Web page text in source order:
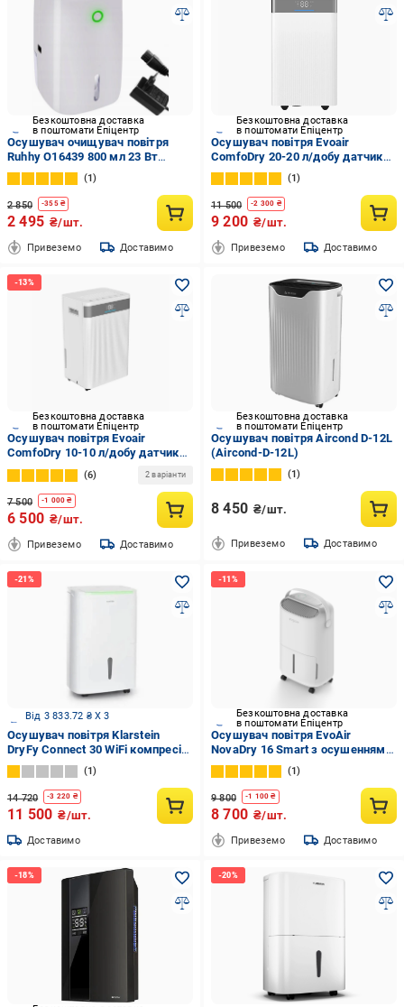
Безкоштовна доставка
в поштомати Епіцентр
Осушувач очищувач повітря
Ruhhy O16439 800 мл 23 Вт
(28305038)
1
2 850 -355₴
2 495 ₴/шт.
Привеземо Доставимо
Безкоштовна доставка
в поштомати Епіцентр
Осушувач повітря Evoair
ComfoDry 20-20 л/добу датчик
вологості 4 л
1
11 500 -2 300 ₴
9 200 ₴/шт.
Привеземо Доставимо
Безкоштовна доставка
в поштомати Епіцентр
Осушувач повітря Evoair
ComfoDry 10-10 л/добу датчик
вологості 2,2 л
6 2 варіанти
7 500 -1 000 ₴
6 500 ₴/шт.
Привеземо Доставимо
Безкоштовна доставка
в поштомати Епіцентр
Осушувач повітря Aircond D-12L
(Aircond-D-12L)
1
8 450 ₴/шт.
Привеземо Доставимо
Від 3 833.72 ₴ X 3
Осушувач повітря Klarstein
DryFy Connect 30 WiFi компресія
30 л 25-30 м2
1
14 720 -3 220 ₴
11 500 ₴/шт.
Доставимо
Безкоштовна доставка
в поштомати Епіцентр
Осушувач повітря EvoAir
NovaDry 16 Smart з осушенням
до 16 л/24 год/іонізацією
повітря/УФ-знезараженням та
мобільним додатком
White/Creme
1
9 800 -1 100 ₴
8 700 ₴/шт.
Привеземо Доставимо